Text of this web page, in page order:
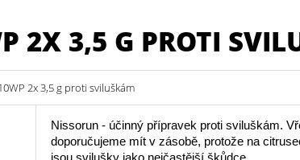
2X 3,5 G PROTI
2x 3,5 g proti sviluškám
Nissorun - účinný přípravek proti sviluškám.
doporučujeme mít v zásobě, protože na
jsou svilušky jako nejčastější škůdce.